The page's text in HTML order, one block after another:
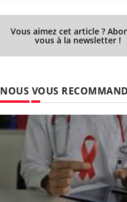
Vous aimez cet article ?
vous à la newsletter !
NOUS VOUS